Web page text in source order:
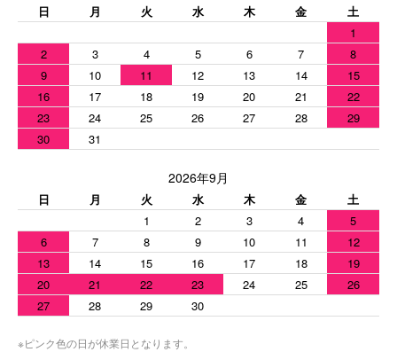
日 月 火 水 木 金
土
1
2
3 4 5 6 7
8
9
10 11 12 13 14
15
16
17 18 19 20 21
22
23
24 25 26 27 28
29
30
31
2026年9月
日 月 火 水 木 金
土
1
2 3 4
5
6
7 8 9 10 11
12
13
14 15 16 17 18
19
20
21 22 23 24 25
26
27
28 29 30
※ピンク色の日が休業日となります。